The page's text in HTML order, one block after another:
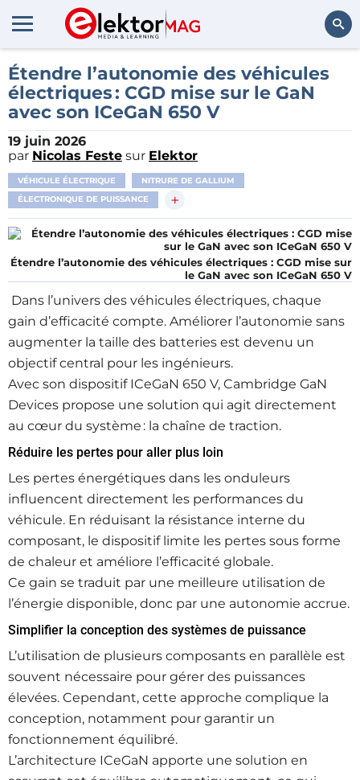
Rechercher
Étendre l’autonomie des véhicules
électriques : CGD mise sur le GaN
avec son ICeGaN 650 V
19 juin 2026
par Nicolas Feste sur Elektor
VÉHICULE ÉLECTRIQUE
NITRURE DE GALLIUM
ÉLECTRONIQUE DE PUISSANCE
+
Étendre l’autonomie des véhicules électriques : CGD mise sur
le GaN avec son ICeGaN 650 V
Dans l’univers des véhicules électriques, chaque
gain d’efficacité compte. Améliorer l’autonomie sans
augmenter la taille des batteries est devenu un
objectif central pour les ingénieurs.
Avec son dispositif ICeGaN 650 V, Cambridge GaN
Devices propose une solution qui agit directement
au cœur du système : la chaîne de traction.
Réduire les pertes pour aller plus loin
Les pertes énergétiques dans les onduleurs
influencent directement les performances du
véhicule. En réduisant la résistance interne du
composant, le dispositif limite les pertes sous forme
de chaleur et améliore l’efficacité globale.
Ce gain se traduit par une meilleure utilisation de
l’énergie disponible, donc par une autonomie accrue.
Simplifier la conception des systèmes de puissance
L’utilisation de plusieurs composants en parallèle est
souvent nécessaire pour gérer des puissances
élevées. Cependant, cette approche complique la
conception, notamment pour garantir un
fonctionnement équilibré.
L’architecture ICeGaN apporte une solution en